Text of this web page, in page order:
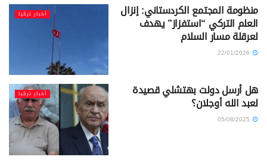
أخبار تركيا منظومة المجتمع الكردستاني: إنزال
العلم التركي “استفزاز” يهدف
لعرقلة مسار السلام
أخبار تركيا هل أرسل دولت بهتشلي قصيدة
لعبد الله أوجلان؟